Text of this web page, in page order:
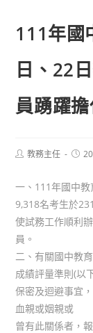
111年國
日、22
員踴躍
Post教務主任
Post
一、111年國中
9,318名考生於
使試務工作順利
員。
二、有關國中教
成績評量準則(以
保密及迴避事宜
血親或姻親或
曾有此關係者，